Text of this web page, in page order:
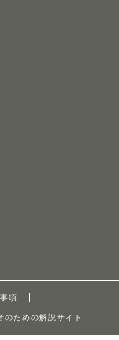
項
ための解説サイト